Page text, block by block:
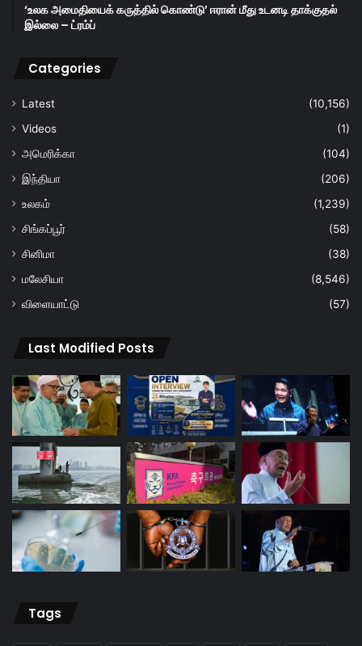
‘உலக அமைதியைக் கருத்தில் கொண்டு’ ஈரான் மீது உடனடி தாக்குதல்
இல்லை – ட்ரம்ப்
Categories
Latest
(10,156)
Videos
(1)
அமெரிக்கா
(104)
இந்தியா
(206)
உலகம்
(1,239)
சிங்கப்பூர்
(58)
சினிமா
(38)
மலேசியா
(8,546)
விளையாட்டு
(57)
Last Modified Posts
Tags